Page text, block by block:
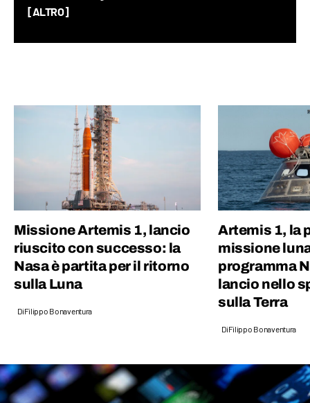
un Master in Comunicazione della Scienza
[ALTRO]
Missione Artemis 1, lancio
riuscito con successo: la
Nasa è partita per il ritorno
sulla Luna
DiFilippo Bonaventura
Artemis 1, la
missione
programma
lancio nello
sulla Terra
DiFilippo Bonaventura